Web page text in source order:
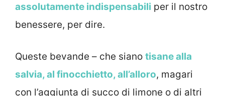
assolutamente indispensabili per il nostro
benessere, per dire.
Queste bevande – che siano tisane alla
salvia, al finocchietto, all’alloro, magari
con l’aggiunta di succo di limone o di altri